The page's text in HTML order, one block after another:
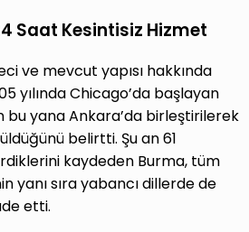
Saat Kesintisiz Hizmet
ve mevcut yapısı hakkında
yılında Chicago’da başlayan
bu yana Ankara’da birleştirilerek
belirtti. Şu an 61
kaydeden Burma, tüm
yanı sıra yabancı dillerde de
etti.